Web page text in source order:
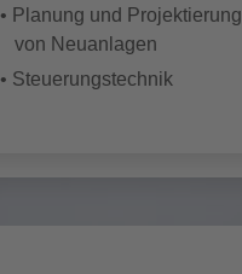
• Planung und Projektierung
von Neuanlagen
• Steuerungstechnik